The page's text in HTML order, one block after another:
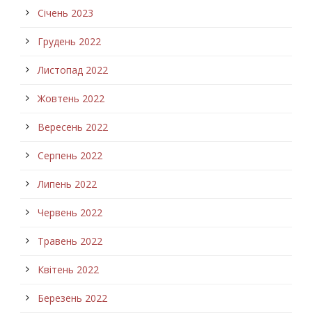
Січень 2023
Грудень 2022
Листопад 2022
Жовтень 2022
Вересень 2022
Серпень 2022
Липень 2022
Червень 2022
Травень 2022
Квітень 2022
Березень 2022